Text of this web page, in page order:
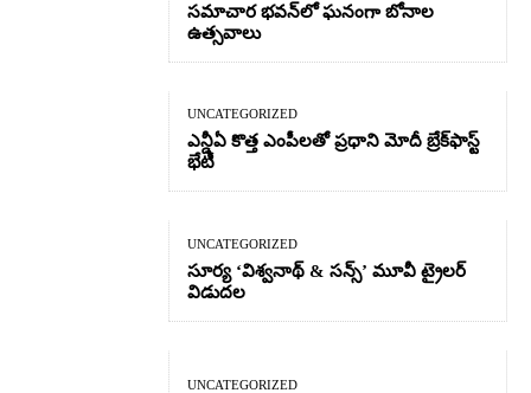
సమాచార భవన్‌లో ఘనంగా బోనాల
ఉత్సవాలు
UNCATEGORIZED
ఎన్డీఏ కొత్త ఎంపీలతో ప్రధాని మోదీ బ్రేక్‌ఫాస్ట్
భేటీ
UNCATEGORIZED
సూర్య ‘విశ్వనాథ్ & సన్స్’ మూవీ ట్రైలర్
విడుదల
UNCATEGORIZED